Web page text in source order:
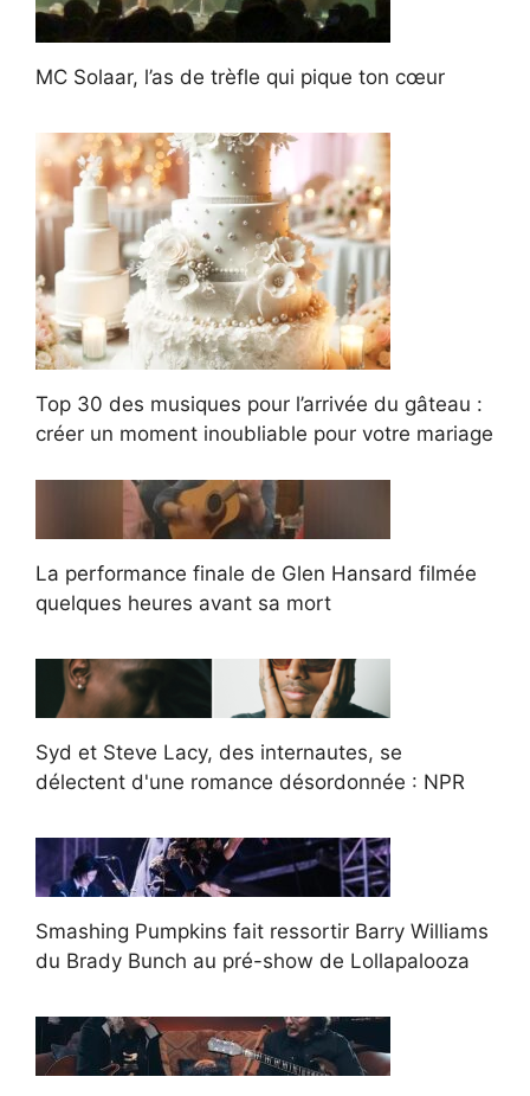
MC Solaar, l’as de trèfle qui pique ton cœur
Top 30 des musiques pour l’arrivée du gâteau :
créer un moment inoubliable pour votre mariage
La performance finale de Glen Hansard filmée
quelques heures avant sa mort
Syd et Steve Lacy, des internautes, se
délectent d'une romance désordonnée : NPR
Smashing Pumpkins fait ressortir Barry Williams
du Brady Bunch au pré-show de Lollapalooza